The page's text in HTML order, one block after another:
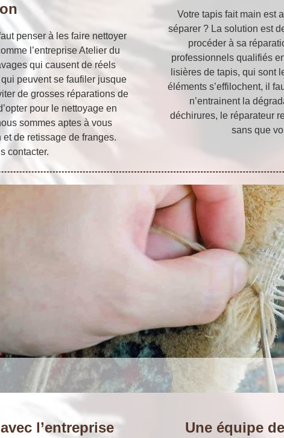
penser à les faire nettoyer
l’entreprise Atelier du
qui causent de réels
peuvent se faufiler jusque
de grosses réparations de
pour le nettoyage en
sommes aptes à vous
de retissage de franges.
contacter.
Votre tapis fait main est
séparer ? La solution est
procéder à sa
professionnels qualifiés
lisières de tapis, qui sont
éléments s’effilochent, il
n’entrainent la
déchirures, le réparateur
sans que
l’entreprise
Une équipe